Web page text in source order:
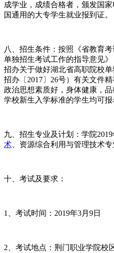
成学业，成绩合格者，颁发国
国通用的大专学生就业报到证。
八、招生条件：按照《省教育
单独招生考试工作的指导意见
招办关于做好湖北省高职院校
招办〔2017〕26号）有关文件
政治思想素质好，身体健康，
学校新生入学标准的学生均可报
九、招生专业及计划：学院
术 、资源综合利用与管理技术专
十、考试及要求：
1、考试时间：2019年3月9日
2、考试地点：荆门职业学院校